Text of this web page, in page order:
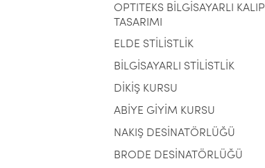
OPTITEKS BİLGİSAYARLI KALIP
TASARIMI
ELDE STİLİSTLİK
BİLGİSAYARLI STİLİSTLİK
DİKİŞ KURSU
ABİYE GİYİM KURSU
NAKIŞ DESİNATÖRLÜĞÜ
BRODE DESİNATÖRLÜĞÜ